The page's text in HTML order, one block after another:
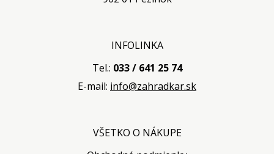
INFOLINKA
Tel.: 033 / 641 25 74
E-mail: info@zahradkar.sk
VŠETKO O NÁKUPE